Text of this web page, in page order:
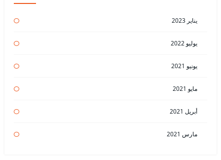
يناير 2023
يوليو 2022
يونيو 2021
مايو 2021
أبريل 2021
مارس 2021